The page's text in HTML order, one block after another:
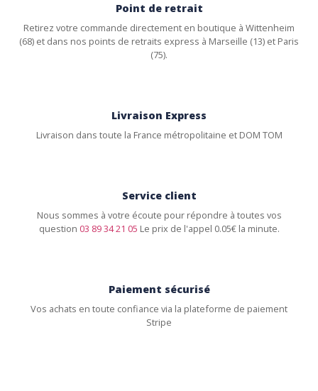
Point de retrait
Retirez votre commande directement en boutique à Wittenheim
(68) et dans nos points de retraits express à Marseille (13) et Paris
(75).
Livraison Express
Livraison dans toute la France métropolitaine et DOM TOM
Service client
Nous sommes à votre écoute pour répondre à toutes vos
question 03 89 34 21 05 Le prix de l'appel 0.05€ la minute.
Paiement sécurisé
Vos achats en toute confiance via la plateforme de paiement
Stripe